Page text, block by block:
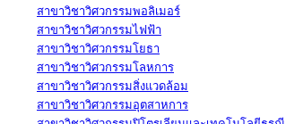
สาขาวิชาวิศวกรรมพอลิเมอร์
สาขาวิชาวิศวกรรมไฟฟ้า
สาขาวิชาวิศวกรรมโยธา
สาขาวิชาวิศวกรรมโลหการ
สาขาวิชาวิศวกรรมสิ่งแวดล้อม
สาขาวิชาวิศวกรรมอุตสาหการ